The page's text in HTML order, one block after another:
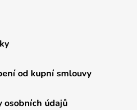
od kupní smlouvy
osobních údajů